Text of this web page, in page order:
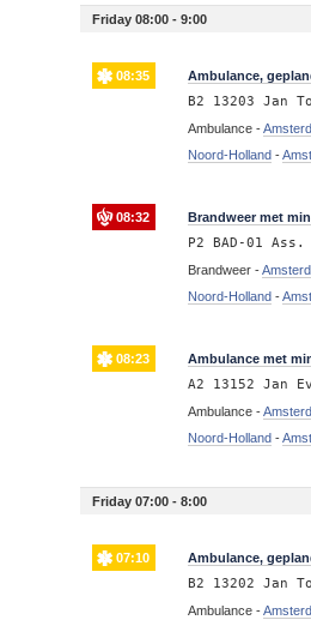
Friday 08:00 - 9:00
08:35 Ambulance,
B2 13203 Jan
Ambulance -
Noord-Holland -
08:32 Brandweer met
P2 BAD-01
Brandweer -
Noord-Holland -
08:23 Ambulance met
A2 13152 Jan
Ambulance -
Noord-Holland -
Friday 07:00 - 8:00
07:10 Ambulance,
B2 13202 Jan
Ambulance -